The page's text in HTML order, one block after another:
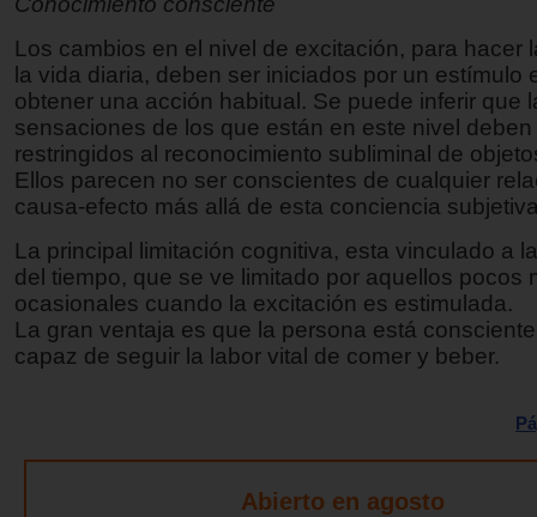
Los cambios en el nivel de excitación, para hacer
la vida diaria, deben ser iniciados por un estímulo
obtener una acción habitual. Se puede inferir que
sensaciones de los que están en este nivel deben
restringidos al reconocimiento subliminal de
Ellos parecen no ser conscientes de cualquier
causa-efecto más allá de esta conciencia
La principal limitación cognitiva, esta vinculado a
del tiempo, que se ve limitado por aquellos pocos
ocasionales cuando la excitación es estimulada.
La gran ventaja es que la persona está
capaz de seguir la labor vital de comer y beber.
Abierto en agosto